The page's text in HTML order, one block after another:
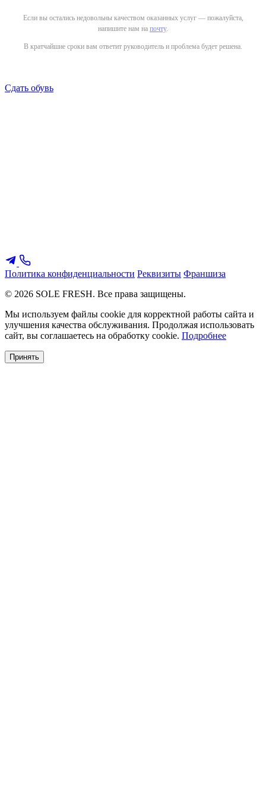
Если вы остались недовольны качеством оказанных услуг — пожалуйста,
напишите нам на почту.
В кратчайшие сроки вам ответит руководитель и проблема будет решена.
Сдать обувь
Политика конфиденциальности Реквизиты Франшиза
© 2026 SOLE FRESH. Все права защищены.
Мы используем файлы cookie для корректной работы сайта и
улучшения качества обслуживания. Продолжая использовать
сайт, вы соглашаетесь на обработку cookie. Подробнее
Принять